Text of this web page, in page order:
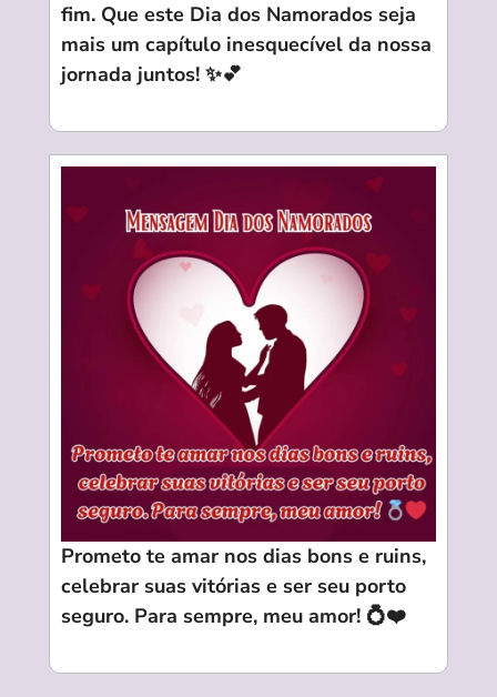
fim. Que este Dia dos Namorados seja
mais um capítulo inesquecível da nossa
jornada juntos! ✨💕
Prometo te amar nos dias bons e ruins,
celebrar suas vitórias e ser seu porto
seguro. Para sempre, meu amor! 💍❤️